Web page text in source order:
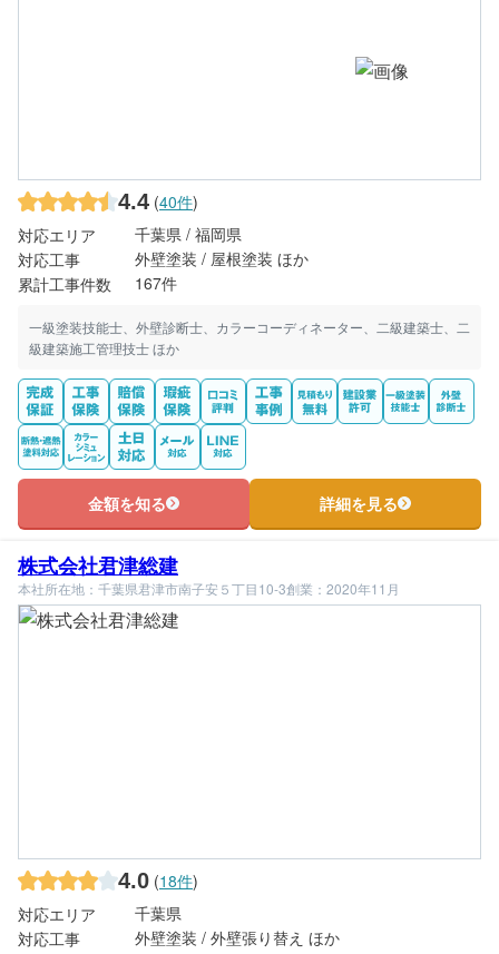
4.4 (40件)
対応エリア
千葉県 / 福岡県
対応工事
外壁塗装 / 屋根塗装 ほか
累計工事件数
167件
一級塗装技能士、外壁診断士、カラーコーディネーター、二級建築士、二
級建築施工管理技士 ほか
金額を知る 詳細を見る
株式会社君津総建
本社所在地：千葉県君津市南子安５丁目10-3創業：2020年11月
4.0 (18件)
対応エリア
千葉県
対応工事
外壁塗装 / 外壁張り替え ほか